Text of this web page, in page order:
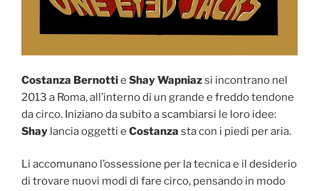
Costanza Bernottie Shay Wapniazsi incontrano nel
2013 a Roma, all’interno di un grande e freddo tendone
da circo. Iniziano da subito a scambiarsi le loro idee:
Shay lancia oggetti e Costanza sta con i piedi per aria.
Li accomunano l’ossessione per la tecnica e il desiderio
di trovare nuovi modi di fare circo, pensando in modo